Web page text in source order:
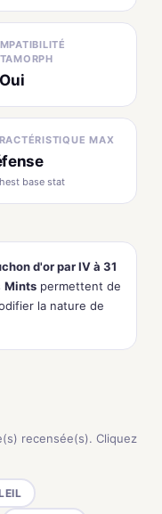
MAX
base stat
d'or par IV à 31
Mints permettent de
la nature de
recensée(s). Cliquez